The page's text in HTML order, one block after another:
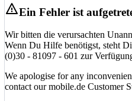
Ein Fehler ist
Wir bitten die verursachten
Wenn Du Hilfe benötigst, steht
(0)30 - 81097 - 601 zur
We apologise for any
contact our mobile.de Customer